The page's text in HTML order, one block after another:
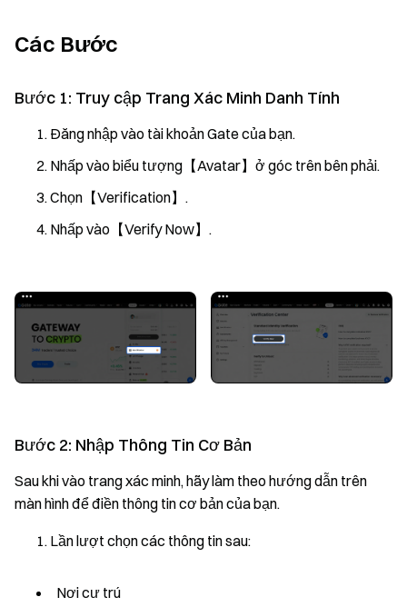
Các Bước
Bước 1: Truy cập Trang Xác Minh Danh Tính
Đăng nhập vào tài khoản Gate của bạn.
Nhấp vào biểu tượng【Avatar】ở góc trên bên phải.
Chọn【Verification】.
Nhấp vào【Verify Now】.
Bước 2: Nhập Thông Tin Cơ Bản
Sau khi vào trang xác minh, hãy làm theo hướng dẫn trên
màn hình để điền thông tin cơ bản của bạn.
Lần lượt chọn các thông tin sau:
Nơi cư trú